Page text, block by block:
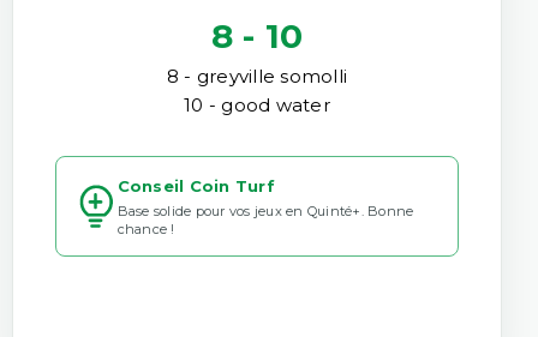
8 - 10
8 - greyville somolli
10 - good water
Conseil Coin Turf
Base solide pour vos jeux en Quinté+. Bonne
chance !